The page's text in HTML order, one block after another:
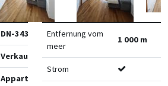
DN-34326
Verkauf
Appartements
Entfernung vom
meer
1 000 m
Strom